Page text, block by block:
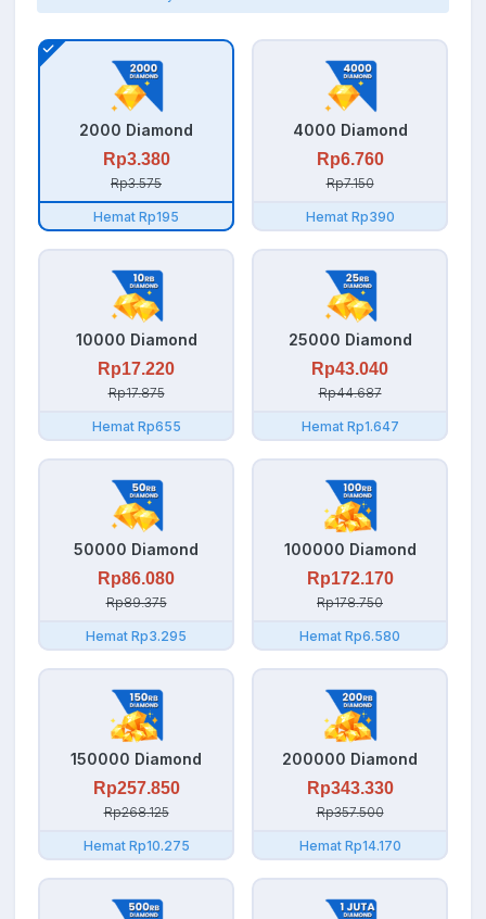
2000 Diamond
Rp3.380
Rp3.575
Hemat Rp195
4000 Diamond
Rp6.760
Rp7.150
Hemat Rp390
10000 Diamond
Rp17.220
Rp17.875
Hemat Rp655
25000 Diamond
Rp43.040
Rp44.687
Hemat Rp1.647
50000 Diamond
Rp86.080
Rp89.375
Hemat Rp3.295
100000 Diamond
Rp172.170
Rp178.750
Hemat Rp6.580
150000 Diamond
Rp257.850
Rp268.125
Hemat Rp10.275
200000 Diamond
Rp343.330
Rp357.500
Hemat Rp14.170